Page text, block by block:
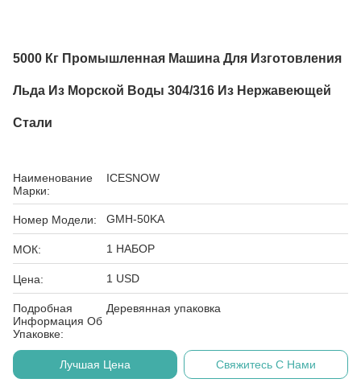
5000 Кг Промышленная Машина Для Изготовления
Льда Из Морской Воды 304/316 Из Нержавеющей
Стали
Наименование
Марки:
ICESNOW
Номер Модели: GMH-50KA
МОК: 1 НАБОР
Цена: 1 USD
Подробная
Информация Об
Упаковке:
Деревянная упаковка
Лучшая Цена Свяжитесь С Нами